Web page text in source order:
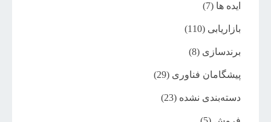
ایده ها (7)
بازاریابی (110)
برندسازی (8)
پیشگامان فناوری (29)
دسته‌بندی نشده (23)